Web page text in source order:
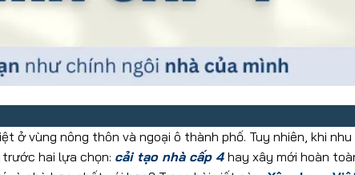
ở vùng nông thôn và ngoại ô thành phố. Tuy nhiên, khi
hai lựa chọn: cải tạo nhà cấp 4 hay xây mới hoàn